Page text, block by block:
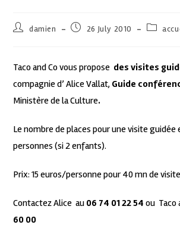
damien 26 July 2010
Taco and Co vous propose des visites
compagnie d’ Alice Vallat, Guide
Ministère de la Culture.
Le nombre de places pour une visite
personnes (si 2 enfants).
Prix: 15 euros/personne pour 40 mn de visite
Contactez Alice au 06 74 01 22 54 ou Taco
60 00